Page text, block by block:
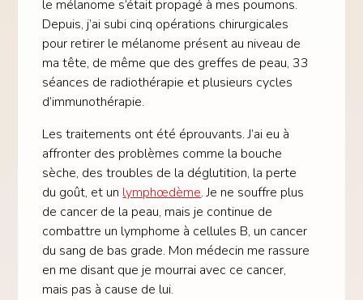
le mélanome s’était propagé à mes poumons.
Depuis, j’ai subi cinq opérations chirurgicales
pour retirer le mélanome présent au niveau de
ma tête, de même que des greffes de peau, 33
séances de radiothérapie et plusieurs cycles
d’immunothérapie.
Les traitements ont été éprouvants. J’ai eu à
affronter des problèmes comme la bouche
sèche, des troubles de la déglutition, la perte
du goût, et unlymphœdème. Je ne souffre plus
de cancer de la peau, mais je continue de
combattre un lymphome à cellules B, un cancer
du sang de bas grade. Mon médecin me rassure
en me disant que je mourrai avec ce cancer,
mais pas à cause de lui.